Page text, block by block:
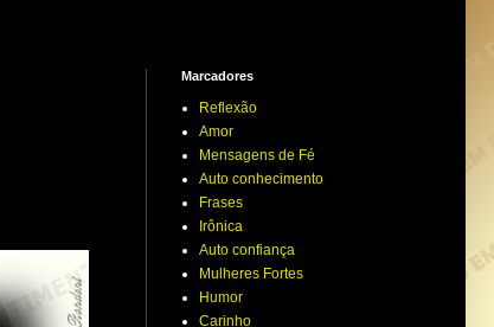
Marcadores
Reflexão
Amor
Mensagens de Fé
Auto conhecimento
Frases
Irônica
Auto confiança
Mulheres Fortes
Humor
Carinho